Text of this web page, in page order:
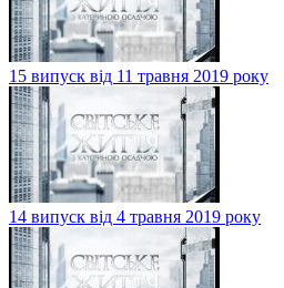
15 випуск від 11 травня 2019 року
14 випуск від 4 травня 2019 року